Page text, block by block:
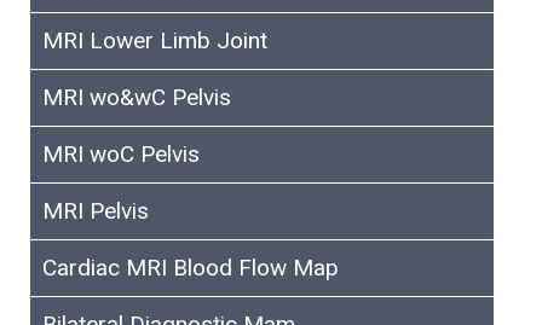
MRI Lower Limb Joint
MRI wo&wC Pelvis
MRI woC Pelvis
MRI Pelvis
Cardiac MRI Blood Flow Map